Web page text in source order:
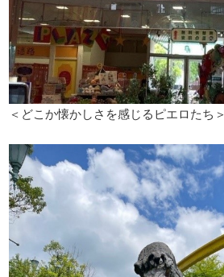
＜どこか懐かしさを感じるピエロたち＞